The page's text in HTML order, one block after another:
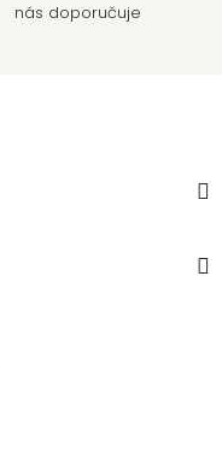
nás doporučuje